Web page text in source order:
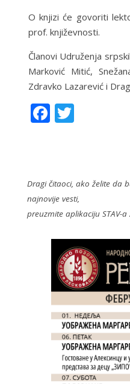
O knjizi će govoriti
prof. književnosti.
Članovi Udruženja
Marković Mitić,
Zdravko Lazarević i
F
o
o
T
Dragi čitaoci, ako želite da
najnovije vesti,
preuzmite aplikaciju STAV-